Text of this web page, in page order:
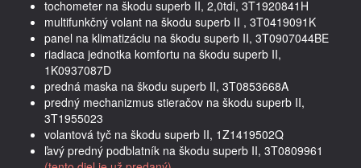
tochometer na škodu superb II, 2,0tdi, 3T1920841H
multifunkčný volant na škodu superb II , 3T0419091K
panel na klimatizáciu na škodu superb II, 3T0907044BE
riadiaca jednotka komfortu na škodu superb II,
1K0937087D
predná maska na škodu superb II, 3T0853668A
predný mechanizmus stieračov na škodu superb II,
3T1955023
volantová tyč na škodu superb II, 1Z1419502Q
ľavý predný podblatník na škodu superb II, 3T0809961